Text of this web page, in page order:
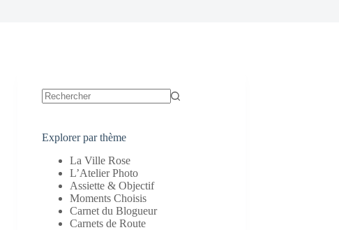
Explorer par thème
La Ville Rose
L’Atelier Photo
Assiette & Objectif
Moments Choisis
Carnet du Blogueur
Carnets de Route